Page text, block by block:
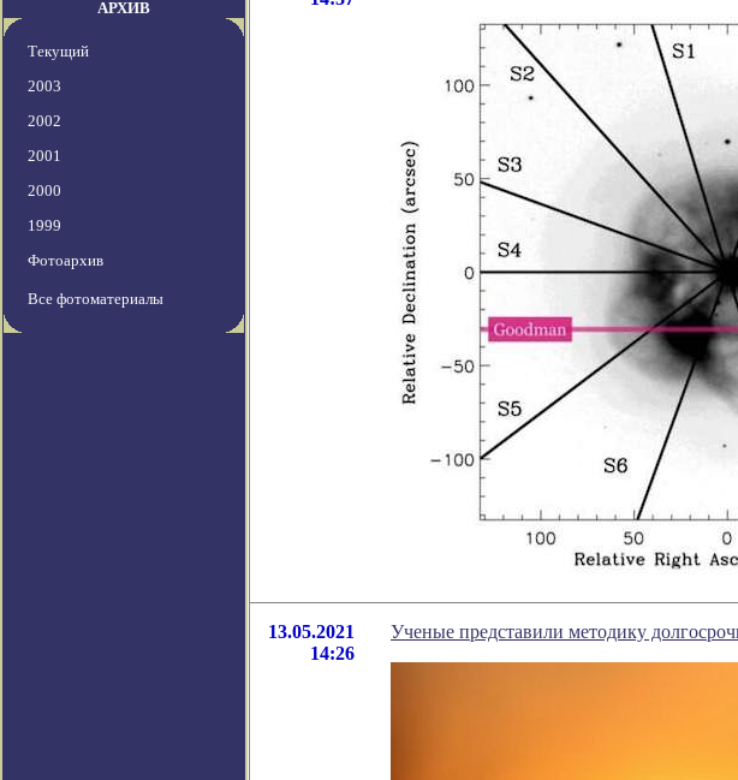
АРХИВ
Текущий
2003
2002
2001
2000
1999
Фотоархив
Все фотоматериалы
13.05.2021
14:26
Ученые представили методику